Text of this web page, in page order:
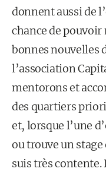
donnent aussi de
chance de
bonnes nouvelles
l’association
mentorons et
des quartiers
et, lorsque l’une
ou trouve un
suis très contente.